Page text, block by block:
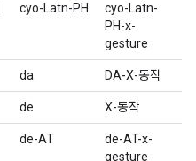
cyo-Latn-PH
cyo-Latn-
PH-x-
gesture
da DA-X-동작
de X-동작
de-AT
de-AT-x-
gesture